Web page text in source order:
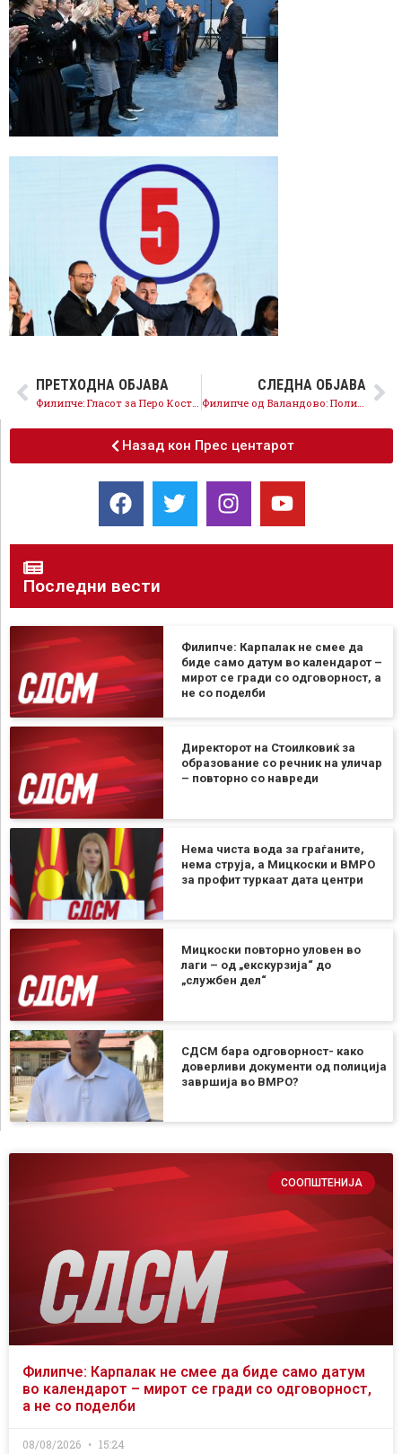
ПРЕТХОДНА ОБЈАВА СЛЕДНА ОБЈАВА
Филипче од Валандово: Политиката мора да биде алатка за подобар живот, не сцена за пропаганда
Назад кон Прес центарот
Последни вести
Филипче: Карпалак не смее да
биде само датум во календарот –
мирот се гради со одговорност, а
не со поделби
Директорот на Стоилковиќ за
образование со речник на уличар
– повторно со навреди
Нема чиста вода за граѓаните,
нема струја, а Мицкоски и ВМРО
за профит туркаат дата центри
Мицкоски повторно уловен во
лаги – од „екскурзија“ до
„службен дел“
СДСМ бара одговорност- како
доверливи документи од полиција
завршија во ВМРО?
СООПШТЕНИЈА
Филипче: Карпалак не смее да биде само датум
во календарот – мирот се гради со одговорност,
а не со поделби
08/08/2026 15:24